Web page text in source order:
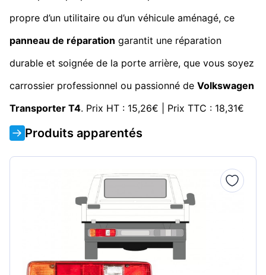
propre d’un utilitaire ou d’un véhicule aménagé, ce
panneau de réparation garantit une réparation
durable et soignée de la porte arrière, que vous soyez
carrossier professionnel ou passionné de Volkswagen
Transporter T4. Prix HT : 15,26€ | Prix TTC : 18,31€
Produits apparentés